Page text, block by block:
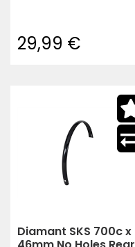
29,99 €
Diamant SKS 700c x